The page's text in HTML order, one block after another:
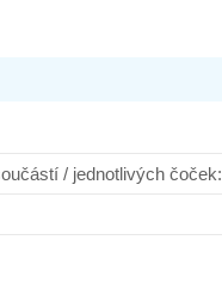
/ jednotlivých čoček: